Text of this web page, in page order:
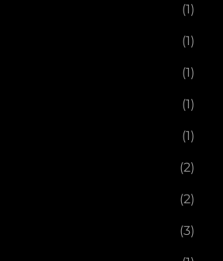
(1)
(1)
(1)
(1)
(1)
(2)
(2)
(3)